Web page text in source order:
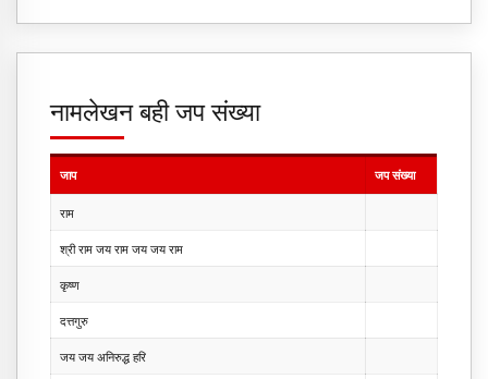
नामलेखन बही जप संख्या
जाप जप संख्या
राम
श्री राम जय राम जय जय राम
कृष्ण
दत्तगुरु
जय जय अनिरुद्ध हरि